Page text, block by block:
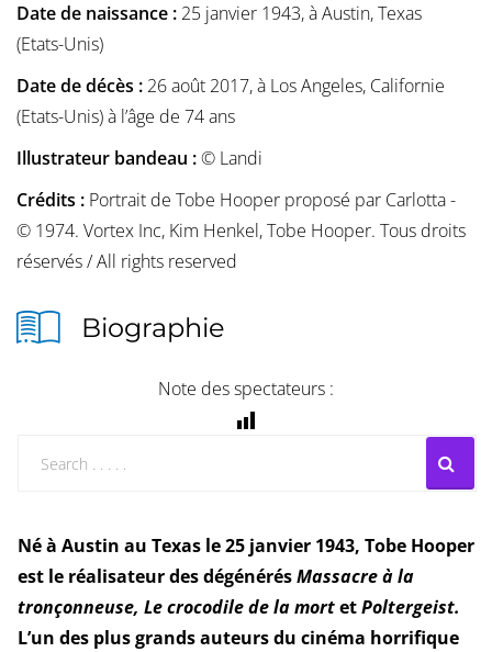
Date de naissance : 25 janvier 1943, à Austin, Texas
(Etats-Unis)
Date de décès : 26 août 2017, à Los Angeles, Californie
(Etats-Unis) à l’âge de 74 ans
Illustrateur bandeau :© Landi
Crédits : Portrait de Tobe Hooper proposé par Carlotta -
© 1974. Vortex Inc, Kim Henkel, Tobe Hooper. Tous droits
réservés / All rights reserved
Biographie
Note des spectateurs :
Né à Austin au Texas le 25 janvier 1943, Tobe Hooper
est le réalisateur des dégénérésMassacre à la
tronçonneuse, Le crocodile de la mortetPoltergeist.
L’un des plus grands auteurs du cinéma horrifique